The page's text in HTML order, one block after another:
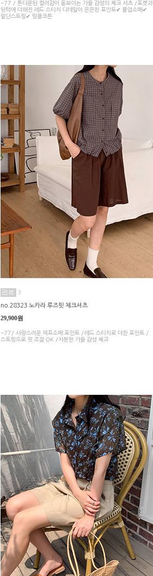
~77 / 톤다운된 컬러감이 돋보이는 가을 감성의 체크 셔츠 /포켓과
뒷턱에 더해진 레드 스티치 디테일이 은은한 포인트✔ 롤업소매✔
밑단스트링✔ 링클코튼
3
no.28323 노카라 루즈핏 체크셔츠
29,900원
~77/ 사랑스러운 퍼프소매 포인트 /레드 스티치로 더한 포인트 /
스트링으로 핏 조절 OK /차분한 가을 감성 체크